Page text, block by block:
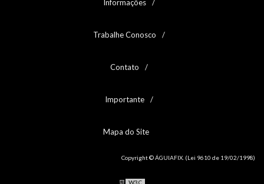
Informações
Trabalhe Conosco
Contato
Importante
Mapa do Site
Copyright © ÁGUIAFIX. (Lei 9610 de 19/02/1998)
W3C